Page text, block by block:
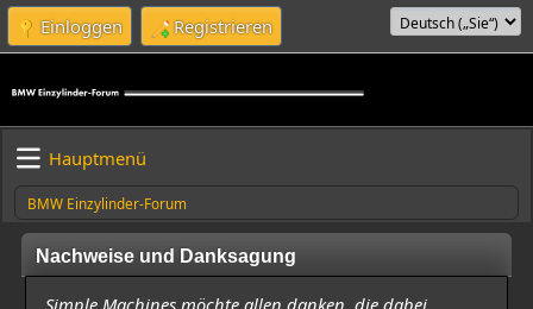
Einloggen Registrieren
Hauptmenü
BMW Einzylinder-Forum
Nachweise und Danksagung
Simple Machines möchte allen danken, die dabei